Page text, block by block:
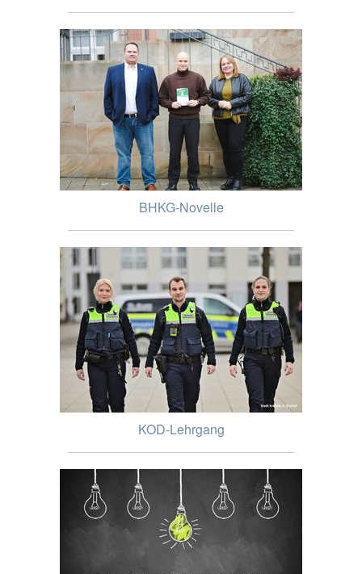
BHKG-Novelle
KOD-Lehrgang